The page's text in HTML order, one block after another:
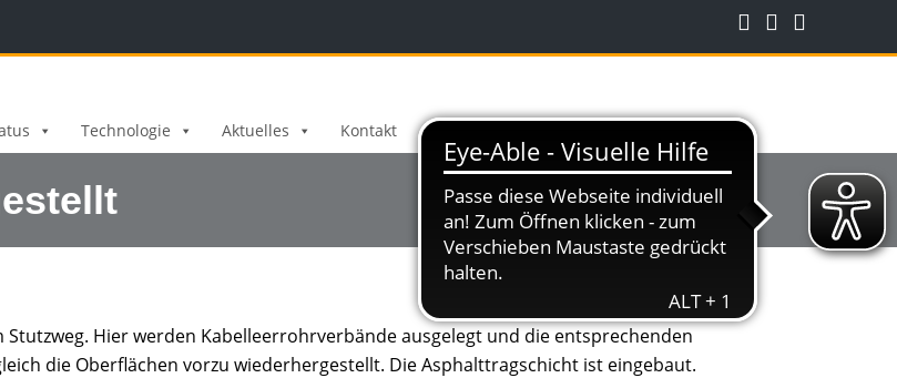
Technologie Aktuelles Kontakt
Hier werden Kabelleerrohrverbände ausgelegt und die entsprechenden
die Oberflächen vorzu wiederhergestellt. Die Asphalttragschicht ist eingebaut.